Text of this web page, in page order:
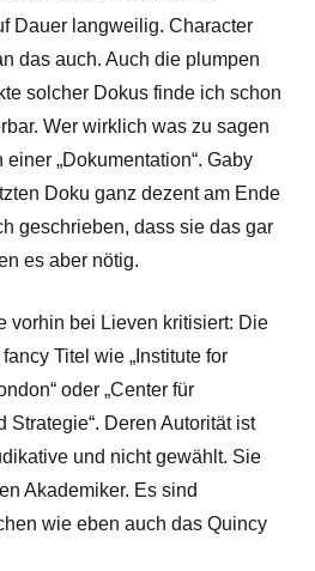
Dauer langweilig. Character
das auch. Auch die plumpen
solcher Dokus finde ich schon
Wer wirklich was zu sagen
„Dokumentation“. Gaby
Doku ganz dezent am Ende
geschrieben, dass sie das gar
es aber nötig.
vorhin bei Lieven kritisiert: Die
Titel wie „Institute for
oder „Center für
Strategie“. Deren Autorität ist
und nicht gewählt. Sie
Akademiker. Es sind
wie eben auch das Quincy